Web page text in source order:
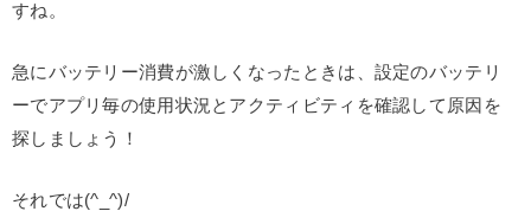
すね。
急にバッテリー消費が激しくなったときは、設定のバッテリ
ーでアプリ毎の使用状況とアクティビティを確認して原因を
探しましょう！
それでは(^_^)/